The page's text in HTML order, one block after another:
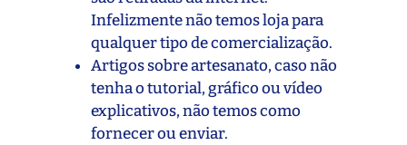
Infelizmente não temos loja para
qualquer tipo de comercialização.
Artigos sobre artesanato, caso não
tenha o tutorial, gráfico ou vídeo
explicativos, não temos como
fornecer ou enviar.